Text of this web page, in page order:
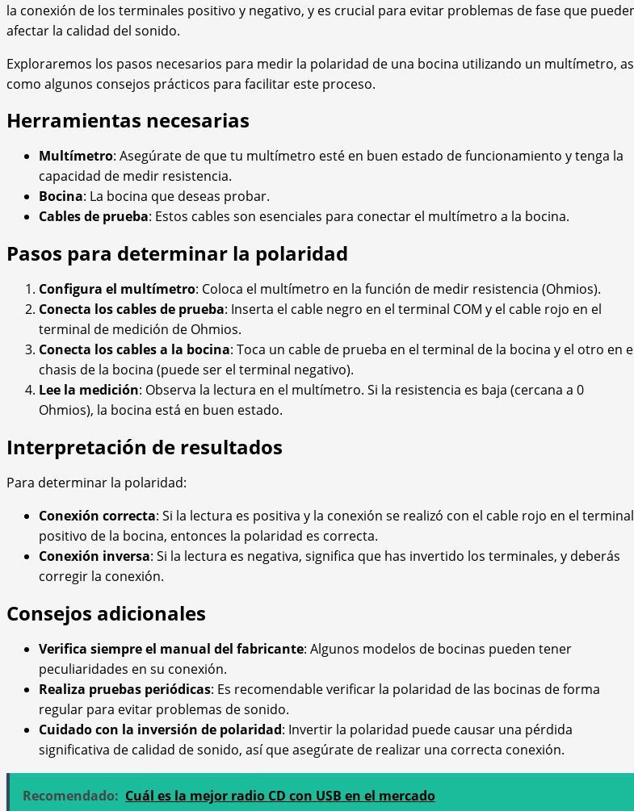
la conexión de los terminales positivo y negativo, y es crucial para evitar problemas de fase que
afectar la calidad del sonido.
Exploraremos los pasos necesarios para medir la polaridad de una bocina utilizando un multímetro,
como algunos consejos prácticos para facilitar este proceso.
Herramientas necesarias
Multímetro: Asegúrate de que tu multímetro esté en buen estado de funcionamiento y tenga la
capacidad de medir resistencia.
Bocina: La bocina que deseas probar.
Cables de prueba: Estos cables son esenciales para conectar el multímetro a la bocina.
Pasos para determinar la polaridad
Configura el multímetro: Coloca el multímetro en la función de medir resistencia (Ohmios).
Conecta los cables de prueba: Inserta el cable negro en el terminal COM y el cable rojo en el
terminal de medición de Ohmios.
Conecta los cables a la bocina: Toca un cable de prueba en el terminal de la bocina y el otro en
chasis de la bocina (puede ser el terminal negativo).
Lee la medición: Observa la lectura en el multímetro. Si la resistencia es baja (cercana a 0
Ohmios), la bocina está en buen estado.
Interpretación de resultados
Para determinar la polaridad:
Conexión correcta: Si la lectura es positiva y la conexión se realizó con el cable rojo en el terminal
positivo de la bocina, entonces la polaridad es correcta.
Conexión inversa: Si la lectura es negativa, significa que has invertido los terminales, y deberás
corregir la conexión.
Consejos adicionales
Verifica siempre el manual del fabricante: Algunos modelos de bocinas pueden tener
peculiaridades en su conexión.
Realiza pruebas periódicas: Es recomendable verificar la polaridad de las bocinas de forma
regular para evitar problemas de sonido.
Cuidado con la inversión de polaridad: Invertir la polaridad puede causar una pérdida
significativa de calidad de sonido, así que asegúrate de realizar una correcta conexión.
Recomendado: Cuál es la mejor radio CD con USB en el mercado